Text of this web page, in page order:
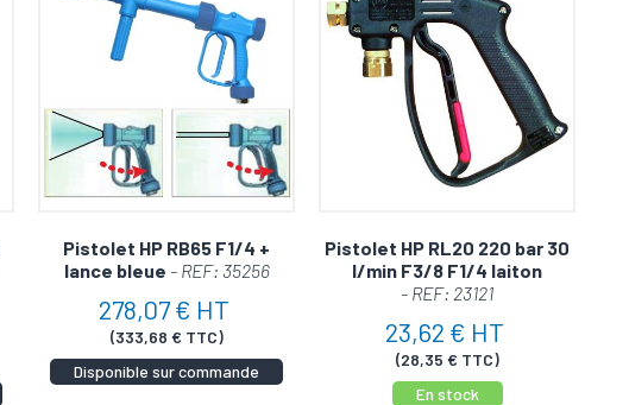
Pistolet HP RB65 F1/4 +
lance bleue - REF: 35256
278,07 € HT
(333,68 € TTC)
Disponible sur commande
Pistolet HP RL20 220 bar 30
l/min F3/8 F1/4 laiton
- REF: 23121
23,62 € HT
(28,35 € TTC)
En stock